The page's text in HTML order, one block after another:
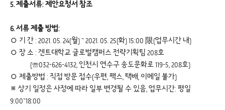
5. 제출서류: 제안요청서 참조
6. 서류 제출 방법:
◦ 기 간 : 2021. 05. 24(월) ~ 2021. 05. 25(화) 15:00 限(업무시간 내)
◦ 장 소 : 겐트대학교 글로벌캠퍼스 전략기획팀 208호
(☏032-626-4132, 인천시 연수구 송도문화로 119-5, 208호)
◦ 제출방법 : 직접 방문 접수(우편, 팩스, 택배, 이메일 불가)
※ 상기 일정은 사정에 따라 일부 변경될 수 있음, 업무시간: 평일
9:00~18:00